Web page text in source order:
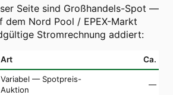
Seite sind Großhandels-Spot —
dem Nord Pool / EPEX-Markt
Stromrechnung addiert:
Art Ca.
Variabel — Spotpreis-
Auktion
—